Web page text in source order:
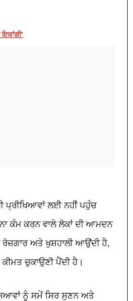
ਪ੍ਰੀਖਿਆਵਾਂ ਲਈ ਨਹੀਂ ਪਹੁੰਚ
ਕੰਮ ਕਰਨ ਵਾਲੇ ਲੋਕਾਂ ਦੀ ਆਮਦਨ
ਰੋਜ਼ਗਾਰ ਅਤੇ ਖੁਸ਼ਹਾਲੀ ਆਉਂਦੀ ਹੈ,
ਚੁਕਾਉਣੀ ਪੈਂਦੀ ਹੈ।
ਨੂੰ ਸਮੇਂ ਸਿਰ ਸੁਣਨ ਅਤੇ